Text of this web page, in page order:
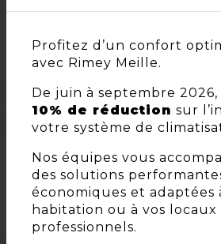
Profitez d’un confort
avec Rimey Meille.
De juin à septembre
10% de réduction sur
votre système de
Nos équipes vous
des solutions
économiques et adaptées
habitation ou à vos locaux
professionnels.